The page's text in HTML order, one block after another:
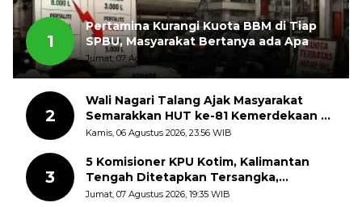
1
Pertamina Kurangi Kuota BBM di Tiap
SPBU, Masyarakat Bertanya ada Apa
Jumat, 07 Agustus 2026, 11:03 WIB
2
Wali Nagari Talang Ajak Masyarakat
Semarakkan HUT ke-81 Kemerdekaan RI
dengan Mengibarkan Bendera Merah
Kamis, 06 Agustus 2026, 23:56 WIB
3
5 Komisioner KPU Kotim, Kalimantan
Tengah Ditetapkan Tersangka,
Kerugian Negara ditaksir 10 Milyard
Jumat, 07 Agustus 2026, 19:35 WIB